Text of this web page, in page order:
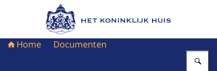
Naar de homepage van Het Koninklijk Huis
Home Documenten